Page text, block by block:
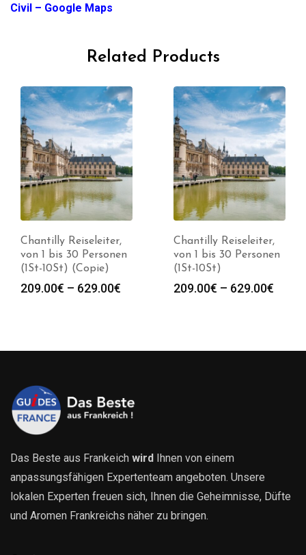
Civil – Google Maps
Related Products
Chantilly Reiseleiter,
von 1 bis 30 Personen
(1St-10St) (Copie)
209.00€ – 629.00€ Preisspanne:
Chantilly Reiseleiter,
von 1 bis 30 Personen
(1St-10St)
209.00€ – 629.00€
Das Beste aus Frankeich wird
Ihnen von einem
anpassungsfähigen Expertenteam angeboten. Unsere
lokalen Experten freuen sich, Ihnen die Geheimnisse, Düfte
und Aromen Frankreichs näher zu bringen.